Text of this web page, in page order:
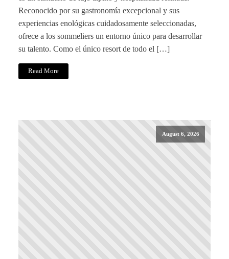
Reconocido por su gastronomía excepcional y sus
experiencias enológicas cuidadosamente seleccionadas,
ofrece a los sommeliers un entorno único para desarrollar
su talento. Como el único resort de todo el […]
Read More
August 6, 2026